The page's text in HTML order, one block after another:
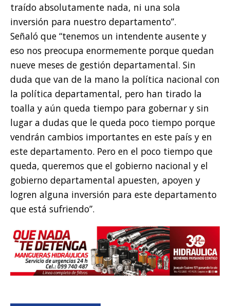
traído absolutamente nada, ni una sola
inversión para nuestro departamento”.
Señaló que “tenemos un intendente ausente y
eso nos preocupa enormemente porque quedan
nueve meses de gestión departamental. Sin
duda que van de la mano la política nacional con
la política departamental, pero han tirado la
toalla y aún queda tiempo para gobernar y sin
lugar a dudas que le queda poco tiempo porque
vendrán cambios importantes en este país y en
este departamento. Pero en el poco tiempo que
queda, queremos que el gobierno nacional y el
gobierno departamental apuesten, apoyen y
logren alguna inversión para este departamento
que está sufriendo”.